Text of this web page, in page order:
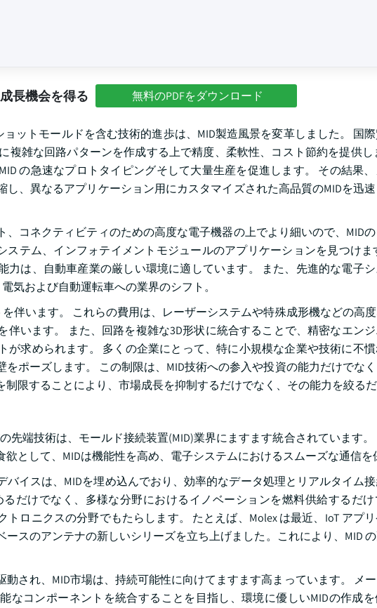
長機会を得る 無料のPDFをダウンロード
ットモールドを含む技術的進歩は、MID製造風景を変革しました。 国
複雑な回路パターンを作成する上で精度、柔軟性、コスト節約を提供し
の急速なプロトタイピングそして大量生産を促進します。 その結果、
、異なるアプリケーション用にカスタマイズされた高品質のMIDを迅
コネクティビティのための高度な電子機器の上でより細いので、MID
ステム、インフォテイメントモジュールのアプリケーションを見つけま
力は、自動車産業の厳しい環境に適しています。 また、先進的な電子
気および自動運転車への業界のシフト。
伴います。 これらの費用は、レーザーシステムや特殊成形機などの高
伴います。 また、回路を複雑な3D形状に統合することで、精密なエン
が求められます。 多くの企業にとって、特に小規模な企業や技術に不
ポーズします。 この制限は、MID技術への参入や投資の能力だけでな
限することにより、市場成長を抑制するだけでなく、その能力を絞る
先端技術は、モールド接続装置(MID)業界にますます統合されています。
として、MIDは機能性を高め、電子システムにおけるスムーズな通信を
イスは、MIDを埋め込んでおり、効率的なデータ処理とリアルタイム
だけでなく、多様な分野におけるイノベーションを燃料供給するだ
ロニクスの分野でもたらします。 たとえば、Molex は最近、IoT アプ
ースのアンテナの新しいシリーズを立ち上げました。これにより、MID
され、MID市場は、持続可能性に向けてますます高まっています。 メ
なコンポーネントを統合することを目指し、環境に優しいMIDの作成を